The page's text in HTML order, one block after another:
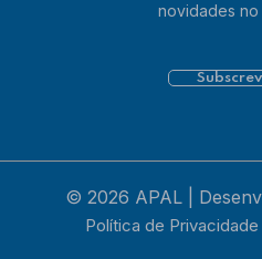
novidades no
© 2026 APAL |
Política de Privacidade